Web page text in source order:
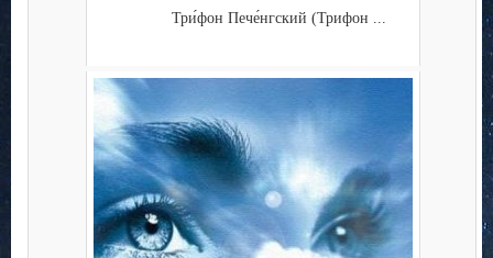
Три́фон Пече́нгский (Трифон ...